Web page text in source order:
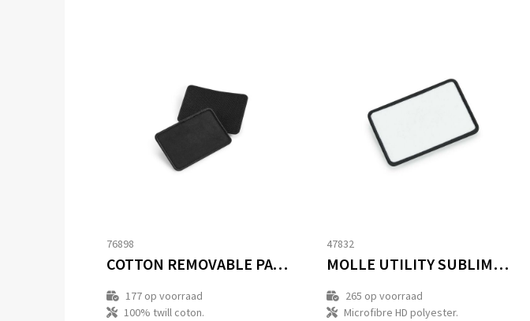
76898
COTTON REMOVABLE PATCH
177op voorraad
100% twill coton.
47832
MOLLE UTILITY SUBLIMATION PATCH
265 op voorraad
Microfibre HD polyester.